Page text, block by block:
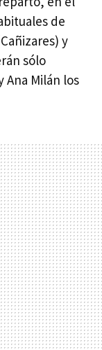
de
y
sólo
Ana Milán los